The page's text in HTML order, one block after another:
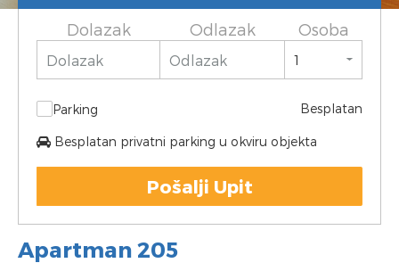
Dolazak Odlazak Osoba
Parking Besplatan
Besplatan privatni parking u okviru objekta
Pošalji Upit
Apartman 205